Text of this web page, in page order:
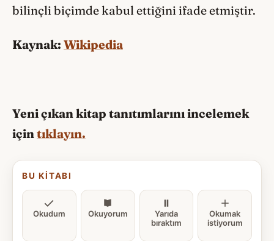
bilinçli biçimde kabul ettiğini ifade etmiştir.
Kaynak: Wikipedia
Yeni çıkan kitap tanıtımlarını incelemek
içintıklayın.
BU KITABI
Okudum Okuyorum
Yarıda
bıraktım
Okumak
istiyorum